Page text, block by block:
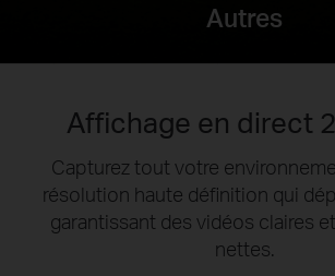
Autres
Affichage en direct
Capturez tout votre
résolution haute définition qui
garantissant des vidéos claires
nettes.